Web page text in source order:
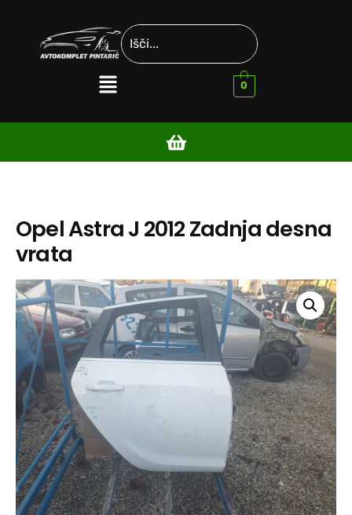
0
Opel Astra J 2012 Zadnja desna
vrata